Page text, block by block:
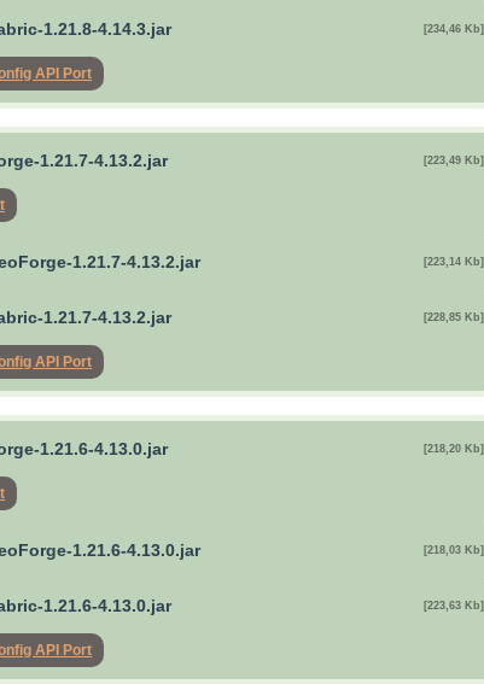
1.21.8-4.14.3.jar [234,46 Kb]
API Port
1.21.7-4.13.2.jar [223,49 Kb]
1.21.7-4.13.2.jar [223,14 Kb]
1.21.7-4.13.2.jar [228,85 Kb]
API Port
1.21.6-4.13.0.jar [218,20 Kb]
1.21.6-4.13.0.jar [218,03 Kb]
1.21.6-4.13.0.jar [223,63 Kb]
API Port